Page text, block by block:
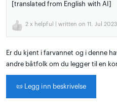
[translated from English with AI]
2 x helpful | written on 11. Jul 2023
Er du kjent i farvannet og i denne
andre båtfolk om du legger til en
📜 Legg inn beskrivelse